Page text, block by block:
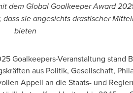
dem Global Goalkeeper Award
sie angesichts drastischer
bieten
Goalkeepers-Veranstaltung stand
aus Politik, Gesellschaft,
Appell an die Staats- und